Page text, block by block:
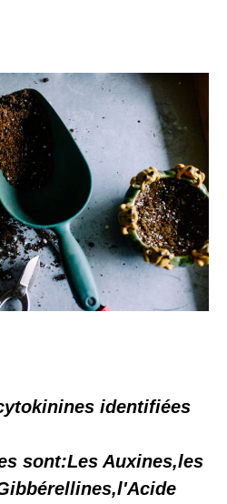
identifiées
sont:Les Auxines,les